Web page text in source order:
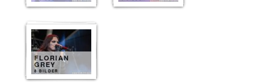
FLORIAN
GREY
8 BILDER